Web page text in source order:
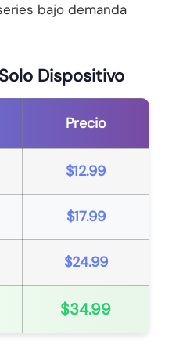
bajo demanda
Dispositivo
Precio
$12.99
$17.99
$24.99
$34.99